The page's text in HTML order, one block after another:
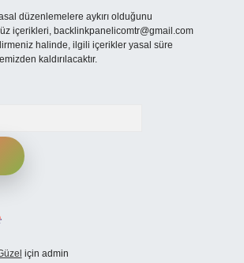
düzenlemelere aykırı olduğunu
içerikleri, backlinkpanelicomtr@gmail.com
halinde, ilgili içerikler yasal süre
kaldırılacaktır.
için admin